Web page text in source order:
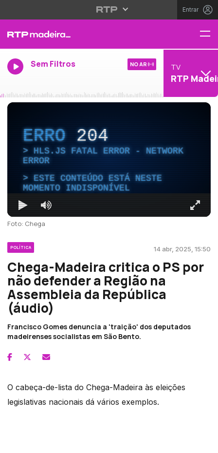
Entrar
Sem Filtros NO AR TV
RTP
ERRO204
HLS.JS FATAL ERROR - NETWORK
ERROR
ESTE CONTEÚDO ESTÁ NESTE
MOMENTO INDISPONÍVEL
Foto: Chega
POLÍTICA 14 abr, 2025, 15:50
Chega-Madeira critica o PS por
não defender a Região na
Assembleia da República
(áudio)
Francisco Gomes denuncia a 'traição' dos deputados
madeirenses socialistas em São Bento.
O cabeça-de-lista do Chega-Madeira às eleições
legislativas nacionais dá vários exemplos.